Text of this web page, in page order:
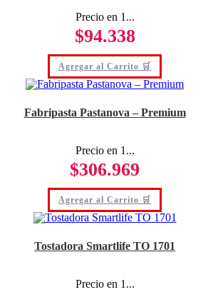
Precio en 1...
$94.338
Agregar al Carrito 🛒
Fabripasta Pastanova – Premium
Precio en 1...
$306.969
Agregar al Carrito 🛒
Tostadora Smartlife TO 1701
Precio en 1...